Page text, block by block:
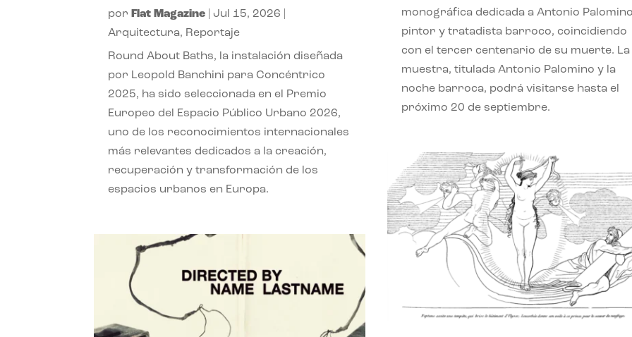
por Flat Magazine Jul 15, 2026
Arquitectura, Reportaje
Round About Baths, la instalación diseñada
por Leopold Banchini para Concéntrico
2025, ha sido seleccionada en el Premio
Europeo del Espacio Público Urbano 2026,
uno de los reconocimientos internacionales
más relevantes dedicados a la creación,
recuperación y transformación de los
espacios urbanos en Europa.
monográfica dedicada a Antonio
pintor y tratadista barroco, coincidiendo
con el tercer centenario de su muerte. La
muestra, titulada Antonio Palomino y la
noche barroca, podrá visitarse hasta el
próximo 20 de septiembre.